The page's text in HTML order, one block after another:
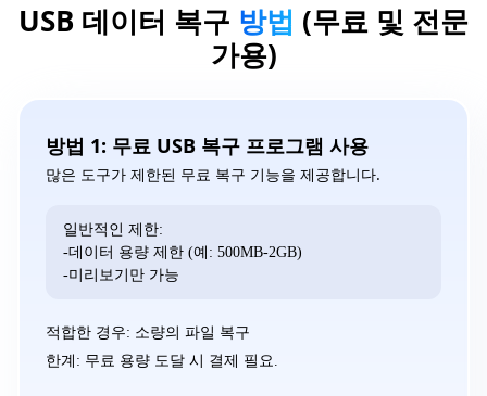
USB 데이터 복구 방법 (무료 및 전문
가용)
방법 1: 무료 USB 복구 프로그램 사용
많은 도구가 제한된 무료 복구 기능을 제공합니다.
일반적인 제한:
-데이터 용량 제한 (예: 500MB-2GB)
-미리보기만 가능
적합한 경우: 소량의 파일 복구
한계: 무료 용량 도달 시 결제 필요.